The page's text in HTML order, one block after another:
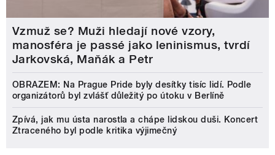
Vzmuž se? Muži hledají nové vzory,
manosféra je passé jako leninismus, tvrdí
Jarkovská, Maňák a Petr
OBRAZEM: Na Prague Pride byly desítky tisíc lidí. Podle
organizátorů byl zvlášť důležitý po útoku v Berlíně
Zpívá, jak mu ústa narostla a chápe lidskou duši. Koncert
Ztraceného byl podle kritika výjimečný